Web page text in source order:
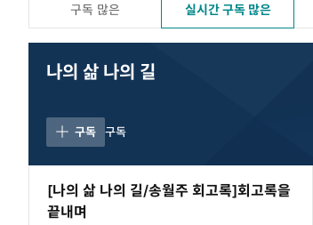
구독 많은 실시간 구독 많은
나의 삶 나의 길
구독 구독
[나의 삶 나의 길/송월주 회고록]회고록을
끝내며